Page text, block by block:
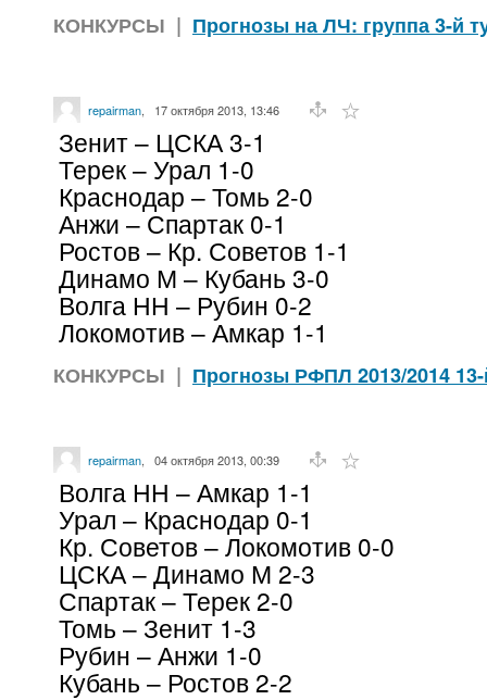
КОНКУРСЫ | Прогнозы на ЛЧ: группа 3-й
repairman, 17 октября 2013, 13:46
Зенит – ЦСКА 3-1
Терек – Урал 1-0
Краснодар – Томь 2-0
Анжи – Спартак 0-1
Ростов – Кр. Советов 1-1
Динамо М – Кубань 3-0
Волга НН – Рубин 0-2
Локомотив – Амкар 1-1
КОНКУРСЫ | Прогнозы РФПЛ 2013/2014
repairman, 04 октября 2013, 00:39
Волга НН – Амкар 1-1
Урал – Краснодар 0-1
Кр. Советов – Локомотив 0-0
ЦСКА – Динамо М 2-3
Спартак – Терек 2-0
Томь – Зенит 1-3
Рубин – Анжи 1-0
Кубань – Ростов 2-2